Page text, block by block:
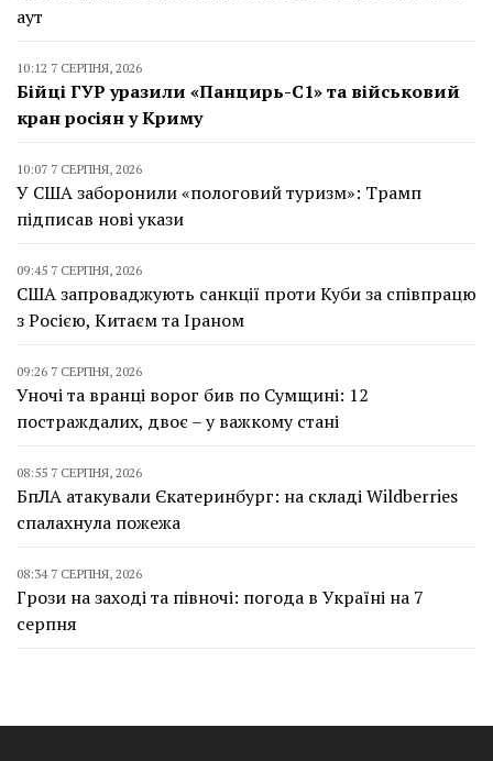
аут
10:12 7 СЕРПНЯ, 2026
Бійці ГУР уразили «Панцирь-С1» та військовий
кран росіян у Криму
10:07 7 СЕРПНЯ, 2026
У США заборонили «пологовий туризм»: Трамп
підписав нові укази
09:45 7 СЕРПНЯ, 2026
США запроваджують санкції проти Куби за співпрацю
з Росією, Китаєм та Іраном
09:26 7 СЕРПНЯ, 2026
Уночі та вранці ворог бив по Сумщині: 12
постраждалих, двоє – у важкому стані
08:55 7 СЕРПНЯ, 2026
БпЛА атакували Єкатеринбург: на складі Wildberries
спалахнула пожежа
08:34 7 СЕРПНЯ, 2026
Грози на заході та півночі: погода в Україні на 7
серпня